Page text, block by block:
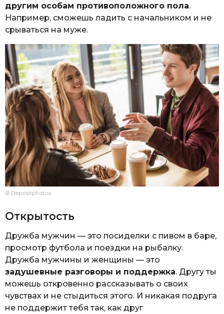
другим особам противоположного пола.
Например, сможешь ладить с начальником и не
срываться на муже.
© Depositphotos
Открытость
Дружба мужчин — это посиделки с пивом в баре,
просмотр футбола и поездки на рыбалку.
Дружба мужчины и женщины — это
задушевные разговоры и поддержка. Другу ты
можешь откровенно рассказывать о своих
чувствах и не стыдиться этого. И никакая подруга
не поддержит тебя так, как друг